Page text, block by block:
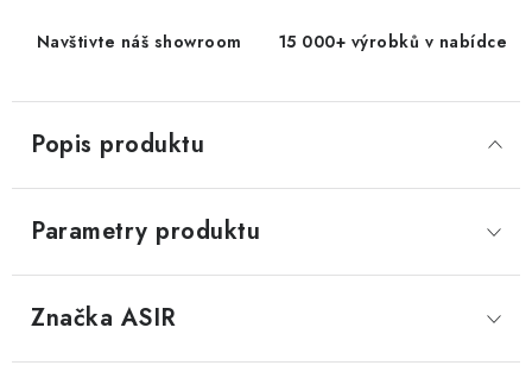
Navštivte náš showroom 15 000+ výrobků v nabídce
Popis produktu
Parametry produktu
Značka ASIR